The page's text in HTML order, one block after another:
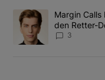
Ein Trendartikel mit
Margin Calls
den Retter-
3